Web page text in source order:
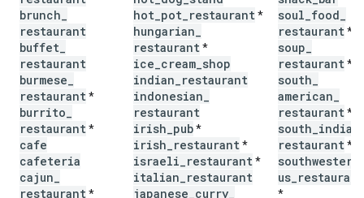
brunch
restaurant
buffet
restaurant
burmese
restaurant*
burrito
restaurant*
cafe
cafeteria
cajun
restaurant*
hot pot restaurant*
hungarian
restaurant*
ice cream shop
indian restaurant
indonesian
restaurant
irish pub*
irish restaurant*
israeli restaurant*
italian restaurant
japanese curry
soul food
restaurant*
soup
restaurant*
south
american
restaurant*
south indian
restaurant*
southwestern
us restaurant
*